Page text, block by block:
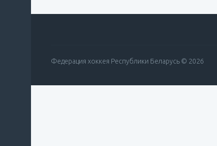
Федерация хоккея Республики Беларусь © 2026